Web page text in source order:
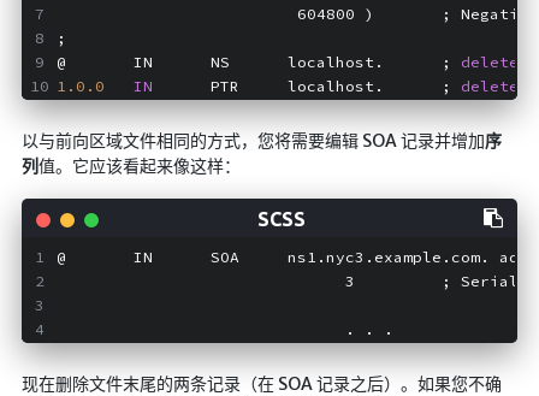
604800 )       ;
;
@       IN      NS      localhost.      ; delete
1.0 .0 IN
      PTR     localhost.      ;
delete
以与前向区域文件相同的方式，您将需要编辑 SOA 记录并增加序
列值。它应该看起来像这样：
@       IN      SOA     ns1.nyc3.example.com.
                              3         ; Serial
                              . . .
现在删除文件末尾的两条记录（在 SOA 记录之后）。如果您不确